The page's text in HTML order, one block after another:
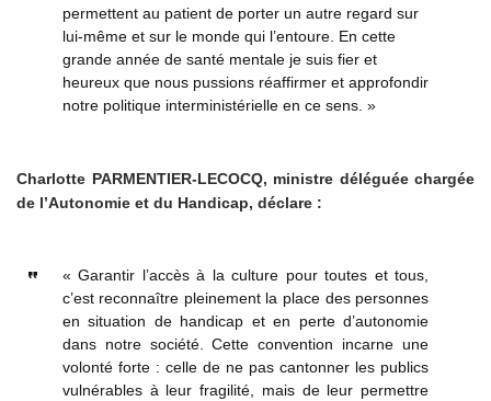
permettent au patient de porter un autre regard sur
lui-même et sur le monde qui l’entoure. En cette
grande année de santé mentale je suis fier et
heureux que nous pussions réaffirmer et approfondir
notre politique interministérielle en ce sens. »
Charlotte PARMENTIER-LECOCQ, ministre déléguée chargée
de l’Autonomie et du Handicap, déclare :
« Garantir l’accès à la culture pour toutes et tous,
c’est reconnaître pleinement la place des personnes
en situation de handicap et en perte d’autonomie
dans notre société. Cette convention incarne une
volonté forte : celle de ne pas cantonner les publics
vulnérables à leur fragilité, mais de leur permettre